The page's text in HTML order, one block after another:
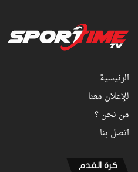
الرئيسية
للإعلان معنا
من نحن ؟
اتصل بنا
كرة القدم